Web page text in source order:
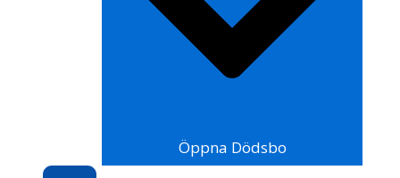
Öppna Dödsbo